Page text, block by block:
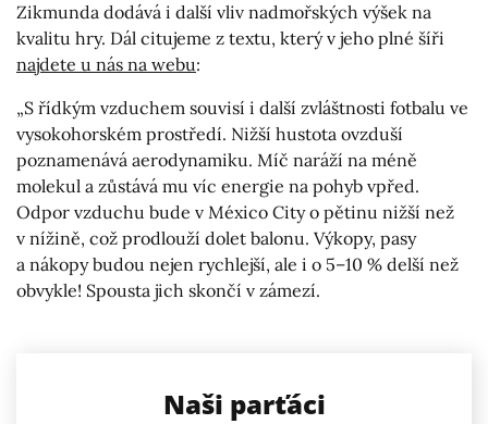
Zikmunda dodává i další vliv nadmořských výšek na
kvalitu hry. Dál citujeme z textu, který v jeho plné šíři
najdete u nás na webu:
„S řídkým vzduchem souvisí i další zvláštnosti fotbalu ve
vysokohorském prostředí. Nižší hustota ovzduší
poznamenává aerodynamiku. Míč naráží na méně
molekul a zůstává mu víc energie na pohyb vpřed.
Odpor vzduchu bude v México City o pětinu nižší než
v nížině, což prodlouží dolet balonu. Výkopy, pasy
a nákopy budou nejen rychlejší, ale i o 5–10 % delší než
obvykle! Spousta jich skončí v zámezí.
Naši parťáci